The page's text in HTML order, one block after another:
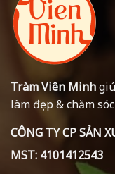
Tràm Viên Minh
làm đẹp & chăm
CÔNG TY CP SẢN
MST: 4101412543